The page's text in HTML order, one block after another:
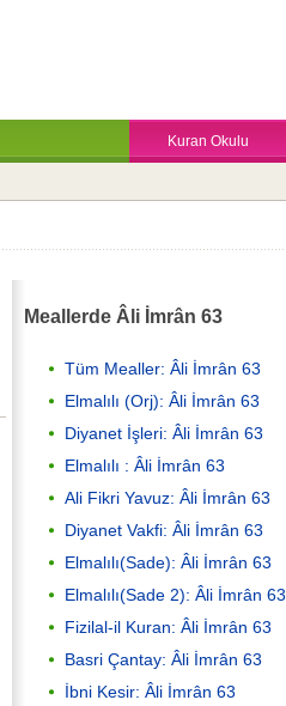
Kuran Okulu
Meallerde Âli İmrân 63
Tüm Mealler: Âli İmrân 63
Elmalılı (Orj): Âli İmrân 63
Diyanet İşleri: Âli İmrân 63
Elmalılı : Âli İmrân 63
Ali Fikri Yavuz: Âli İmrân 63
Diyanet Vakfi: Âli İmrân 63
Elmalılı(Sade): Âli İmrân 63
Elmalılı(Sade 2): Âli İmrân 63
Fizilal-il Kuran: Âli İmrân 63
Basri Çantay: Âli İmrân 63
İbni Kesir: Âli İmrân 63